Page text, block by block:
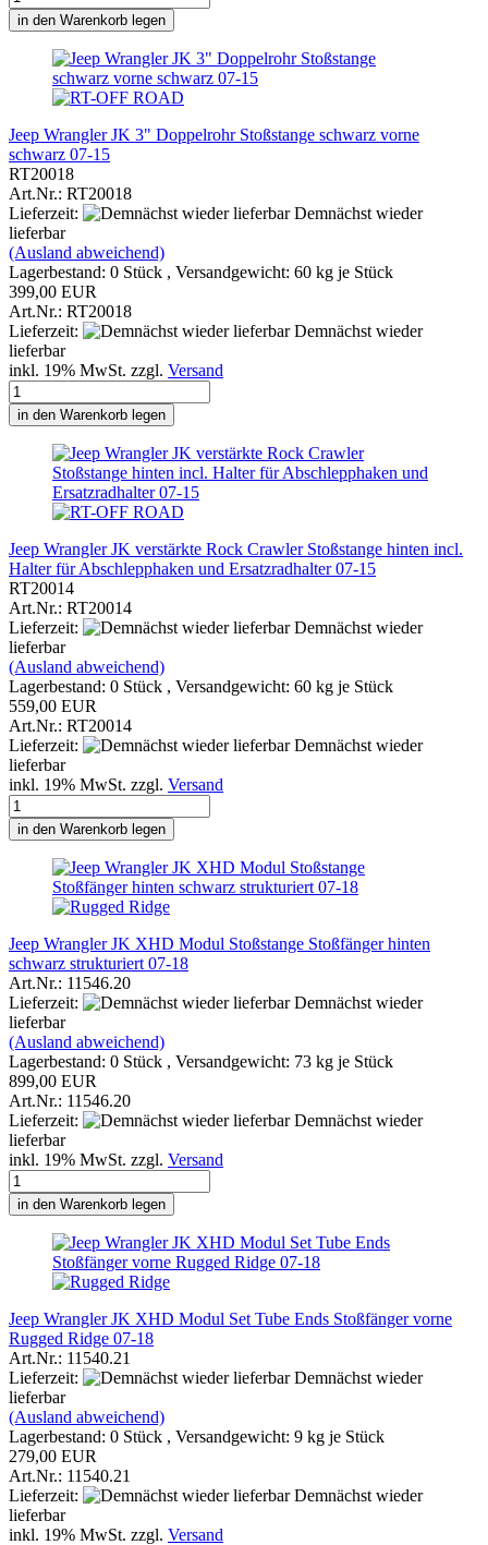
in den Warenkorb legen
Jeep Wrangler JK 3" Doppelrohr Stoßstange schwarz vorne
schwarz 07-15
RT20018
Art.Nr.: RT20018
Lieferzeit:
Demnächst wieder
lieferbar
(Ausland abweichend)
Lagerbestand: 0 Stück , Versandgewicht: 60 kg je Stück
399,00 EUR
Art.Nr.: RT20018
Lieferzeit:
Demnächst wieder
lieferbar
inkl. 19% MwSt. zzgl. Versand
in den Warenkorb legen
Jeep Wrangler JK verstärkte Rock Crawler Stoßstange hinten incl.
Halter für Abschlepphaken und Ersatzradhalter 07-15
RT20014
Art.Nr.: RT20014
Lieferzeit:
Demnächst wieder
lieferbar
(Ausland abweichend)
Lagerbestand: 0 Stück , Versandgewicht: 60 kg je Stück
559,00 EUR
Art.Nr.: RT20014
Lieferzeit:
Demnächst wieder
lieferbar
inkl. 19% MwSt. zzgl. Versand
in den Warenkorb legen
Jeep Wrangler JK XHD Modul Stoßstange Stoßfänger hinten
schwarz strukturiert 07-18
Art.Nr.: 11546.20
Lieferzeit:
Demnächst wieder
lieferbar
(Ausland abweichend)
Lagerbestand: 0 Stück , Versandgewicht: 73 kg je Stück
899,00 EUR
Art.Nr.: 11546.20
Lieferzeit:
Demnächst wieder
lieferbar
inkl. 19% MwSt. zzgl. Versand
in den Warenkorb legen
Jeep Wrangler JK XHD Modul Set Tube Ends Stoßfänger vorne
Rugged Ridge 07-18
Art.Nr.: 11540.21
Lieferzeit:
Demnächst wieder
lieferbar
(Ausland abweichend)
Lagerbestand: 0 Stück , Versandgewicht: 9 kg je Stück
279,00 EUR
Art.Nr.: 11540.21
Lieferzeit:
Demnächst wieder
lieferbar
inkl. 19% MwSt. zzgl. Versand